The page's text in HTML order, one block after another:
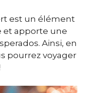
est un élément
et apporte une
Ainsi, en
pourrez voyager